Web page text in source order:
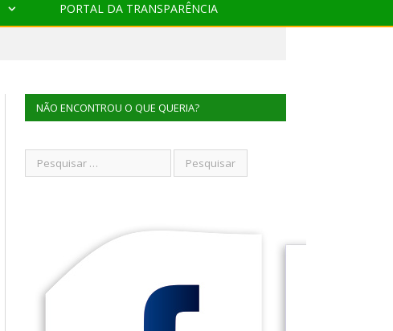
PORTAL DA TRANSPARÊNCIA
NÃO ENCONTROU O QUE QUERIA?